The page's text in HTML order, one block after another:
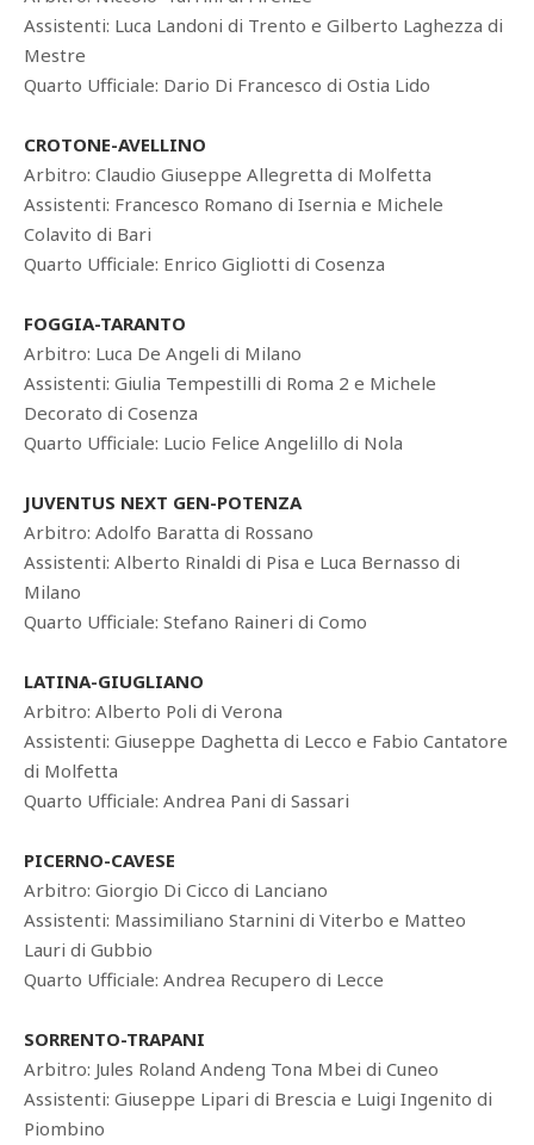
Assistenti: Luca Landoni di Trento e Gilberto Laghezza di
Mestre
Quarto Ufficiale: Dario Di Francesco di Ostia Lido
CROTONE-AVELLINO
Arbitro: Claudio Giuseppe Allegretta di Molfetta
Assistenti: Francesco Romano di Isernia e Michele
Colavito di Bari
Quarto Ufficiale: Enrico Gigliotti di Cosenza
FOGGIA-TARANTO
Arbitro: Luca De Angeli di Milano
Assistenti: Giulia Tempestilli di Roma 2 e Michele
Decorato di Cosenza
Quarto Ufficiale: Lucio Felice Angelillo di Nola
JUVENTUS NEXT GEN-POTENZA
Arbitro: Adolfo Baratta di Rossano
Assistenti: Alberto Rinaldi di Pisa e Luca Bernasso di
Milano
Quarto Ufficiale: Stefano Raineri di Como
LATINA-GIUGLIANO
Arbitro: Alberto Poli di Verona
Assistenti: Giuseppe Daghetta di Lecco e Fabio Cantatore
di Molfetta
Quarto Ufficiale: Andrea Pani di Sassari
PICERNO-CAVESE
Arbitro: Giorgio Di Cicco di Lanciano
Assistenti: Massimiliano Starnini di Viterbo e Matteo
Lauri di Gubbio
Quarto Ufficiale: Andrea Recupero di Lecce
SORRENTO-TRAPANI
Arbitro: Jules Roland Andeng Tona Mbei di Cuneo
Assistenti: Giuseppe Lipari di Brescia e Luigi Ingenito di
Piombino